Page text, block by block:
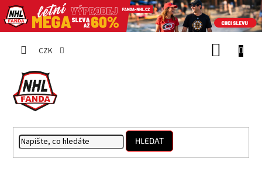
CZK
HLEDAT